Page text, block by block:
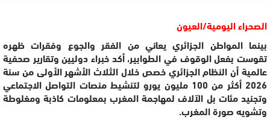
الصحراء اليومية/العيون
بينما المواطن الجزائري يعاني من الفقر والجوع وفقرات ظهره
تقوست بفعل الوقوف في الطوابير، أكد خبراء دوليين وتقارير صحفية
عالمية أن النظام الجزائري خصص خلال الثلاث الأشهر الأولى من سنة
2026 أكثر من 100 مليون يورو لتنشيط منصات التواصل الاجتماعي
وتجنيد مئات بل الآلاف لمهاجمة المغرب بمعلومات كاذبة ومغلوطة
وتشويه صورة المغرب.